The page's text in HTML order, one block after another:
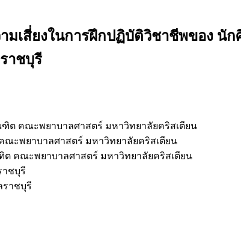
มเสี่ยงในการฝึกปฏิบัติวิชาชีพของ นั
าชบุรี
ต คณะพยาบาลศาสตร์ มหาวิทยาลัยคริสเตียน
ะพยาบาลศาสตร์ มหาวิทยาลัยคริสเตียน
คณะพยาบาลศาสตร์ มหาวิทยาลัยคริสเตียน
ชบุรี
าชบุรี